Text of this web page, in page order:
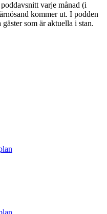
varje månad (i
kommer ut. I podden
som är aktuella i stan.